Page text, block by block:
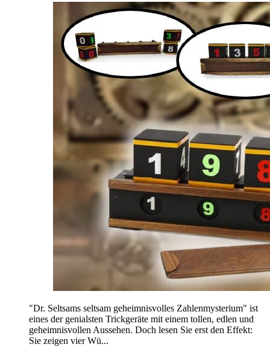
"Dr. Seltsams seltsam geheimnisvolles Zahlenmysterium" ist
eines der genialsten Trickgeräte mit einem tollen, edlen und
geheimnisvollen Aussehen. Doch lesen Sie erst den Effekt:
Sie zeigen vier Wü...